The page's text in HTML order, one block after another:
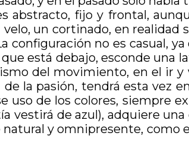
abstracto, fijo y frontal,
un cortinado, en
configuración no es casual,
está debajo, esconde una
del movimiento, en el ir y
la pasión, tendrá esta vez
uso de los colores, siempre
vestirá de azul), adquiere
y omnipresente, como